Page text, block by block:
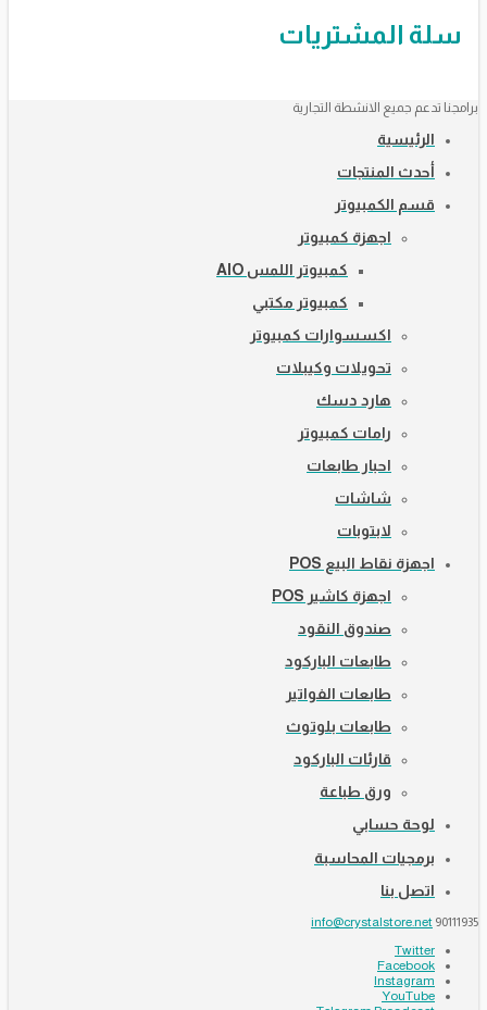
سلة المشتريات
برامجنا تدعم جميع الانشطة التجارية
الرئيسية
أحدث المنتجات
قسم الكمبيوتر
اجهزة كمبيوتر
كمبيوتر اللمس AIO
كمبيوتر مكتبي
اكسسوارات كمبيوتر
تحويلات وكيبلات
هارد دسك
رامات كمبيوتر
احبار طابعات
شاشات
لابتوبات
اجهزة نقاط البيع POS
اجهزة كاشير POS
صندوق النقود
طابعات الباركود
طابعات الفواتير
طابعات بلوتوث
قارئات الباركود
ورق طباعة
لوحة حسابي
برمجيات المحاسبة
اتصل بنا
90111935
info@crystalstore.net
Twitter
Facebook
Instagram
YouTube